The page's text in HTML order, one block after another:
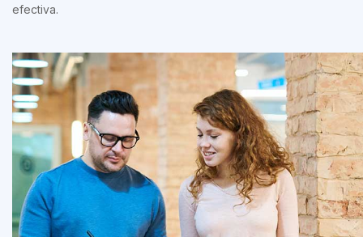
efectiva.